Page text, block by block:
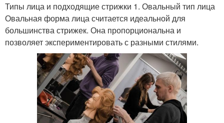
Типы лица и подходящие стрижки 1. Овальный тип лица
Овальная форма лица считается идеальной для
большинства стрижек. Она пропорциональна и
позволяет экспериментировать с разными стилями.